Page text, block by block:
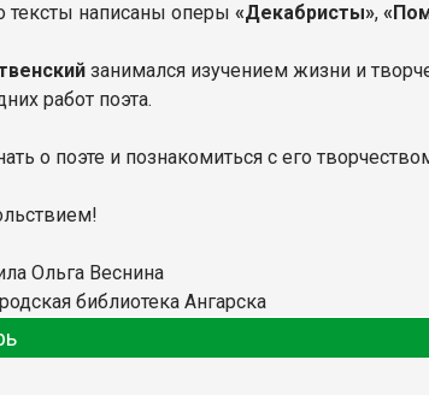
тексты написаны оперы«Декабристы»,
занимался изучением жизни и
работ поэта.
о поэте и познакомиться с его
Ольга Веснина
библиотека Ангарска